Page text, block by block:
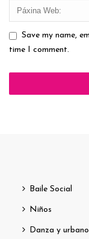
Save my name,
time I comment.
Baile Social
Niños
Danza y